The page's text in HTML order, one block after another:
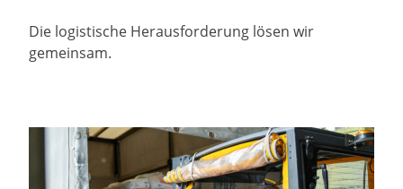
Die logistische Herausforderung lösen wir
gemeinsam.